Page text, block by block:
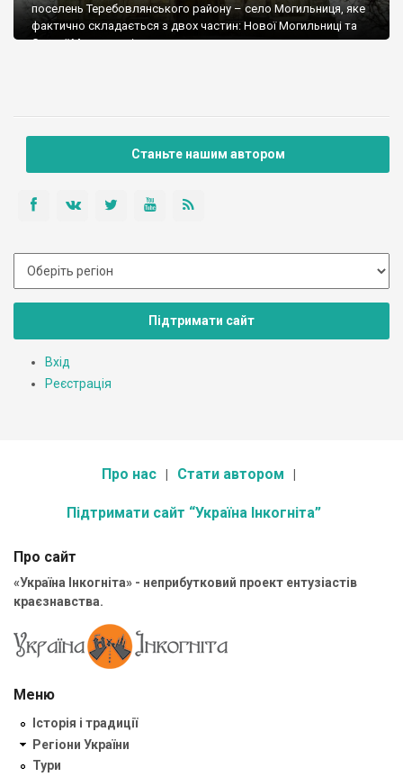
поселень Теребовлянського району – село Могильниця, яке
фактично складається з двох частин: Нової Могильниці та
Старої Могильниці.
Станьте нашим автором
Підтримати сайт
Вхід
Реєстрація
Про нас Стати автором
Підтримати сайт “Україна Інкогніта”
Про сайт
«Україна Інкогніта» - неприбутковий проект ентузіастів
краєзнавства.
Меню
Історія і традиції
Регіони України
Тури